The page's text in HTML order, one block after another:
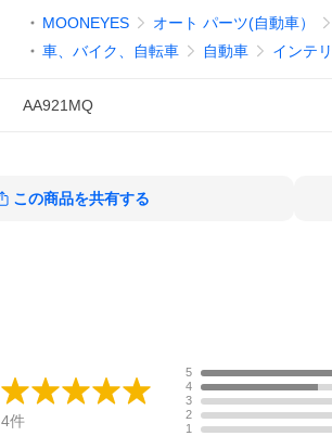
MOONEYES オート パーツ(自動車）
車、バイク、自転車
自動車 インテ
AA921MQ
この商品を共有する
4件
5
4
3
2
1